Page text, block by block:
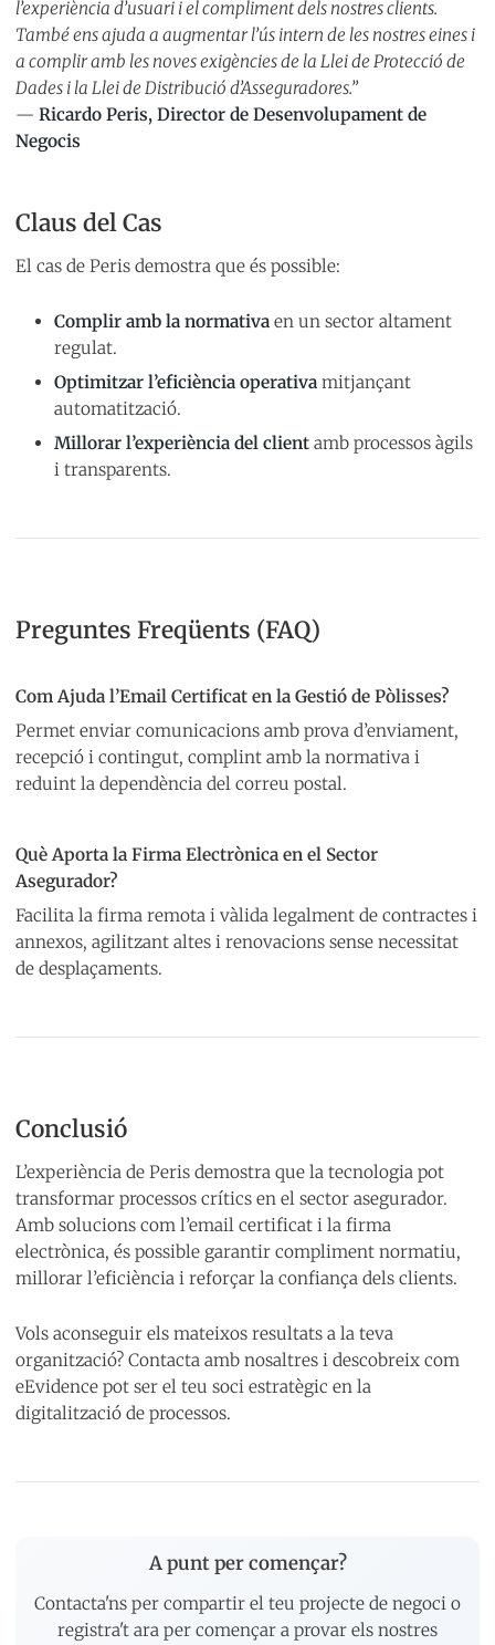
l’experiència d’usuari i el compliment dels nostres clients.
També ens ajuda a augmentar l’ús intern de les nostres eines i
a complir amb les noves exigències de la Llei de Protecció de
Dades i la Llei de Distribució d’Asseguradores.”
— Ricardo Peris, Director de Desenvolupament de
Negocis
Claus del Cas
El cas de Peris demostra que és possible:
Complir amb la normativa en un sector altament
regulat.
Optimitzar l’eficiència operativa mitjançant
automatització.
Millorar l’experiència del client amb processos àgils
i transparents.
Preguntes Freqüents (FAQ)
Com Ajuda l’Email Certificat en la Gestió de Pòlisses?
Permet enviar comunicacions amb prova d’enviament,
recepció i contingut, complint amb la normativa i
reduint la dependència del correu postal.
Què Aporta la Firma Electrònica en el Sector
Asegurador?
Facilita la firma remota i vàlida legalment de contractes i
annexos, agilitzant altes i renovacions sense necessitat
de desplaçaments.
Conclusió
L’experiència de Peris demostra que la tecnologia pot
transformar processos crítics en el sector asegurador.
Amb solucions com l’email certificat i la firma
electrònica, és possible garantir compliment normatiu,
millorar l’eficiència i reforçar la confiança dels clients.
Vols aconseguir els mateixos resultats a la teva
organització? Contacta amb nosaltres i descobreix com
eEvidence pot ser el teu soci estratègic en la
digitalització de processos.
A punt per començar?
Contacta'ns per compartir el teu projecte de negoci o
registra't ara per començar a provar els nostres